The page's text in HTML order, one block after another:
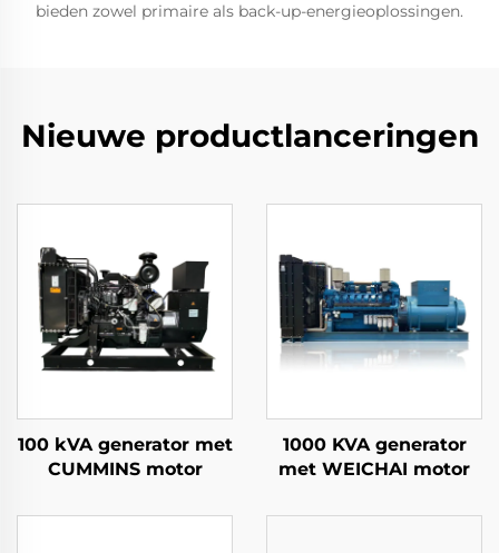
bieden zowel primaire als back-up-energieoplossingen.
Nieuwe productlanceringen
100 kVA generator met
CUMMINS motor
1000 KVA generator
met WEICHAI motor